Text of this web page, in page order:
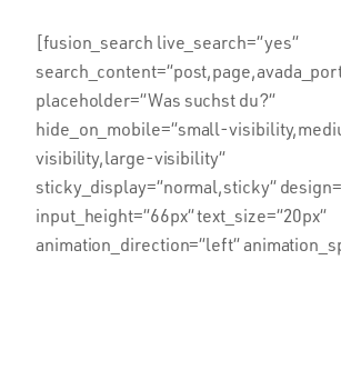
Kontakt
[fusion_search live_search=“yes“
placeholder=“Was suchst du?“
hide_on_mobile=“small-
visibility,large-visibility“
sticky_display=“normal,sticky“
input_height=“66px“ text_size=“20px“
animation_direction=“left“